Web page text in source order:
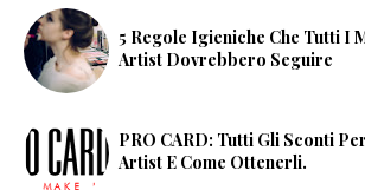
5 Regole Igieniche Che Tutti I
Artist Dovrebbero Seguire
PRO CARD: Tutti Gli Sconti
Artist E Come Ottenerli.